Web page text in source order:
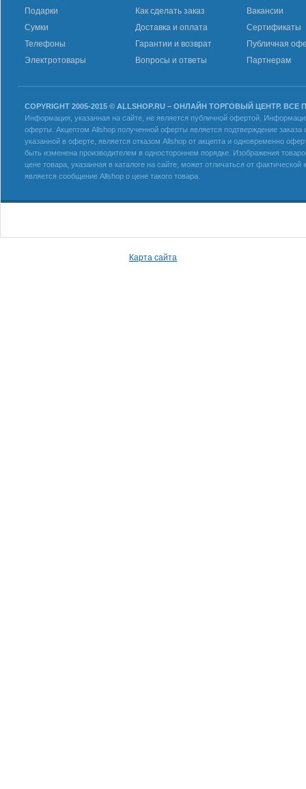
Подарки
Сумки
Телефоны
Электротовары
Как сделать заказ
Доставка и оплата
Гарантии и возврат
Вопросы и ответы
Вакансии
Сертификаты
Публичная
Партнерам
COPYRIGHT 2005-2015 © ALLSHOP.RU – ОНЛАЙН ТОРГОВЫЙ ЦЕНТР.
Информация, указанная на сайте, не является публичной офертой.
оферты. Акцептом Allshop полученной оферты является подтверждение
указанной в оферте, является отказом Allshop от акцепта и одновременно
быть изменена производителем в одностороннем порядке. Изображения
цене товара, указанная в каталоге на сайте, может отличаться от
является сообщение Allshop о цене такого товара.
Карта сайта